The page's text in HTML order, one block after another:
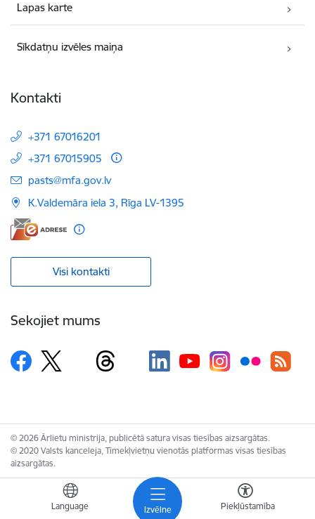
Izvēlne
Language Piekļūstamība
Lapas karte
Sīkdatņu izvēles maiņa
Kontakti
+371 67016201
+371 67015905
E-pasts:
pasts@mfa.gov.lv
K.Valdemāra iela 3, Rīga LV-1395
Visi kontakti
Sekojiet mums
© 2026 Ārlietu ministrija, publicētā satura visas tiesības aizsargātas.
© 2020 Valsts kanceleja, Tīmekļvietņu vienotās platformas visas tiesības
aizsargātas.